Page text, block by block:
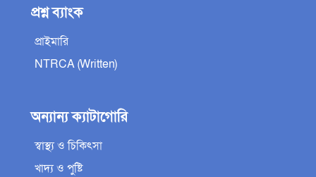
প্রশ্ন ব্যাংক
প্রাইমারি
NTRCA (Written)
অন্যান্য ক্যাটাগোরি
স্বাস্থ্য ও চিকিৎসা
খাদ্য ও পুষ্টি